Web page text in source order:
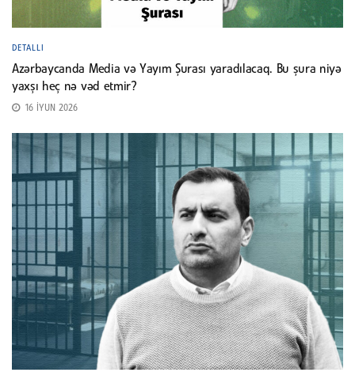
DETALLI
Azərbaycanda Media və Yayım Şurası yaradılacaq. Bu şura niyə
yaxşı heç nə vəd etmir?
16 İYUN 2026